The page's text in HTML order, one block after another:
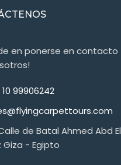
en ponerse en contacto
10 99906242
de Batal Ahmed Abd El
Giza - Egipto